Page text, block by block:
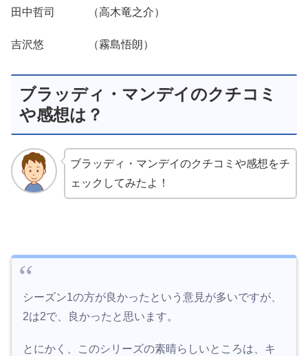
田中哲司 （高木竜之介）
吉沢悠 （霧島悟朗）
ブラッディ・マンデイのクチコミ
や感想は？
ブラッディ・マンデイのクチコミや感想をチ
ェックしてみたよ！
シーズン1の方が良かったという意見が多いですが、
2は2で、良かったと思います。
とにかく、このシリーズの素晴らしいところは、キ